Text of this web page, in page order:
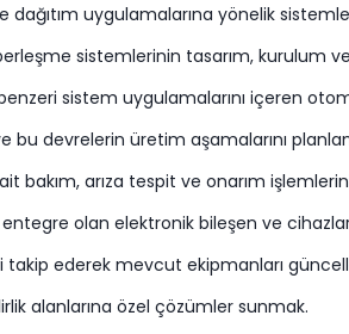
dağıtım uygulamalarına yönelik
sistemlerinin tasarım, kurulum
sistem uygulamalarını içeren
bu devrelerin üretim aşamalarını
bakım, arıza tespit ve onarım
olan elektronik bileşen ve
takip ederek mevcut ekipmanları
alanlarına özel çözümler sunmak.